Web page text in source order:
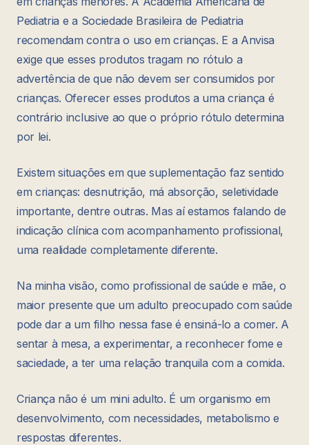
Pediatria e a Sociedade Brasileira de Pediatria
recomendam contra o uso em crianças. E a Anvisa
exige que esses produtos tragam no rótulo a
advertência de que não devem ser consumidos por
crianças. Oferecer esses produtos a uma criança é
contrário inclusive ao que o próprio rótulo determina
por lei.
Existem situações em que suplementação faz sentido
em crianças: desnutrição, má absorção, seletividade
importante, dentre outras. Mas aí estamos falando de
indicação clínica com acompanhamento profissional,
uma realidade completamente diferente.
Na minha visão, como profissional de saúde e mãe, o
maior presente que um adulto preocupado com saúde
pode dar a um filho nessa fase é ensiná-lo a comer. A
sentar à mesa, a experimentar, a reconhecer fome e
saciedade, a ter uma relação tranquila com a comida.
Criança não é um mini adulto. É um organismo em
desenvolvimento, com necessidades, metabolismo e
respostas diferentes.